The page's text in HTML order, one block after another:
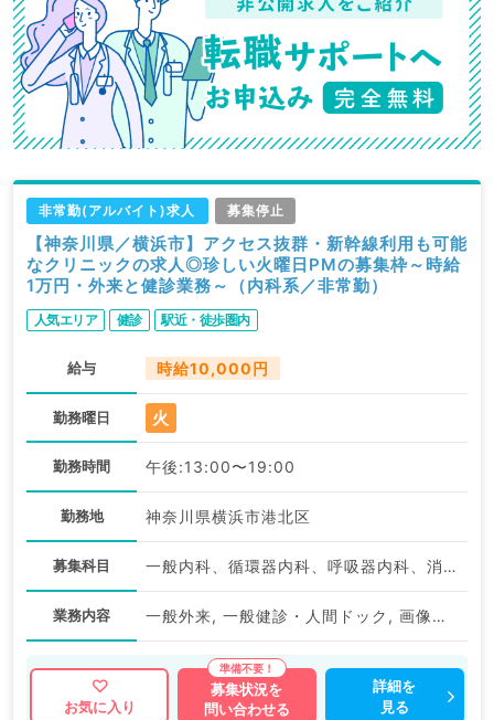
非常勤(アルバイト)求人 募集停止
【神奈川県／横浜市】アクセス抜群・新幹線利用も可能
なクリニックの求人◎珍しい火曜日PMの募集枠～時給
1万円・外来と健診業務～（内科系／非常勤）
人気エリア 健診 駅近・徒歩圏内
給与 時給10,000円
勤務曜日 火
勤務時間 午後:13:00〜19:00
勤務地 神奈川県横浜市港北区
募集科目 一般内科、循環器内科、呼吸器内科、消化器内科、内分泌・代謝内科、腎臓内科、老年内科
業務内容 一般外来, 一般健診・人間ドック, 画像診断（一次読影）
お気に入り
募集状況を
問い合わせる
詳細を
見る